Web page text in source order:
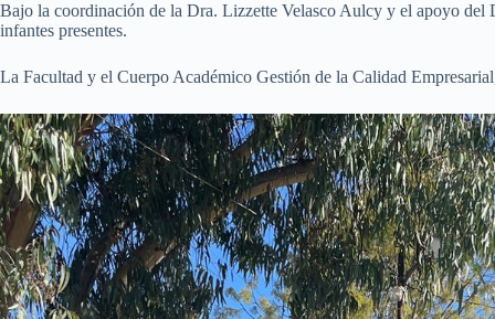
Bajo la coordinación de la Dra. Lizzette Velasco Aulcy y el apoyo del
infantes presentes.
La Facultad y el Cuerpo Académico Gestión de la Calidad